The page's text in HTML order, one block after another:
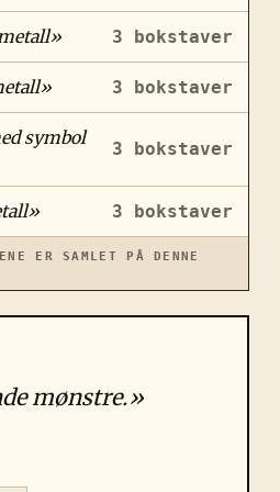
» 3 bokstaver
» 3 bokstaver
symbol
3 bokstaver
» 3 bokstaver
ER SAMLET PÅ DENNE
mønstre.»